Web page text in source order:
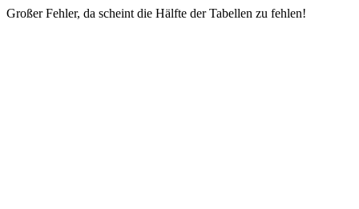
Großer Fehler, da scheint die Hälfte der Tabellen zu fehlen!